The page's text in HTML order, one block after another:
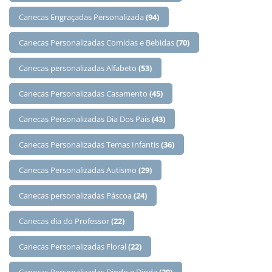
Canecas Engraçadas Personalizada (94)
Canecas Personalizadas Comidas e Bebidas(70)
Canecas personalizadas Alfabeto (53)
Canecas Personalizadas Casamento (45)
Canecas Personalizadas Dia Dos Pais(43)
Canecas Personalizadas Temas Infantis(36)
Canecas Personalizadas Autismo (29)
Canecas personalizadas Páscoa (24)
Canecas dia do Professor(22)
Canecas Personalizadas Floral (22)